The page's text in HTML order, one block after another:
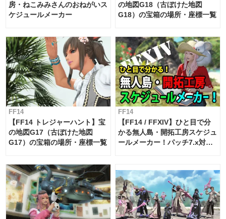
房・ねこみみさんのおねがいス
ケジュールメーカー
の地図G18（古ぼけた地図
G18）の宝箱の場所・座標一覧
FF14
【FF14 トレジャーハント】宝
の地図G17（古ぼけた地図
G17）の宝箱の場所・座標一覧
FF14
【FF14 / FFXIV】ひと目で分
かる無人島・開拓工房スケジュ
ールメーカー！パッチ7.x対応